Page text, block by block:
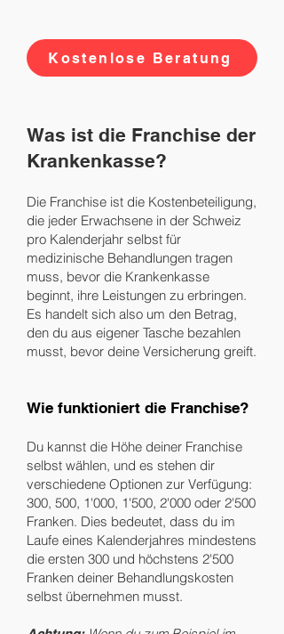
Kostenlose Beratung
Was ist die Franchise der
Krankenkasse?
Die Franchise ist die Kostenbeteiligung,
die jeder Erwachsene in der Schweiz
pro Kalenderjahr selbst für
medizinische Behandlungen tragen
muss, bevor die Krankenkasse
beginnt, ihre Leistungen zu erbringen.
Es handelt sich also um den Betrag,
den du aus eigener Tasche bezahlen
musst, bevor deine Versicherung greift.
Wie funktioniert die Franchise?
Du kannst die Höhe deiner Franchise
selbst wählen, und es stehen dir
verschiedene Optionen zur Verfügung:
300, 500, 1'000, 1'500, 2'000 oder 2'500
Franken. Dies bedeutet, dass du im
Laufe eines Kalenderjahres mindestens
die ersten 300 und höchstens 2'500
Franken deiner Behandlungskosten
selbst übernehmen musst.